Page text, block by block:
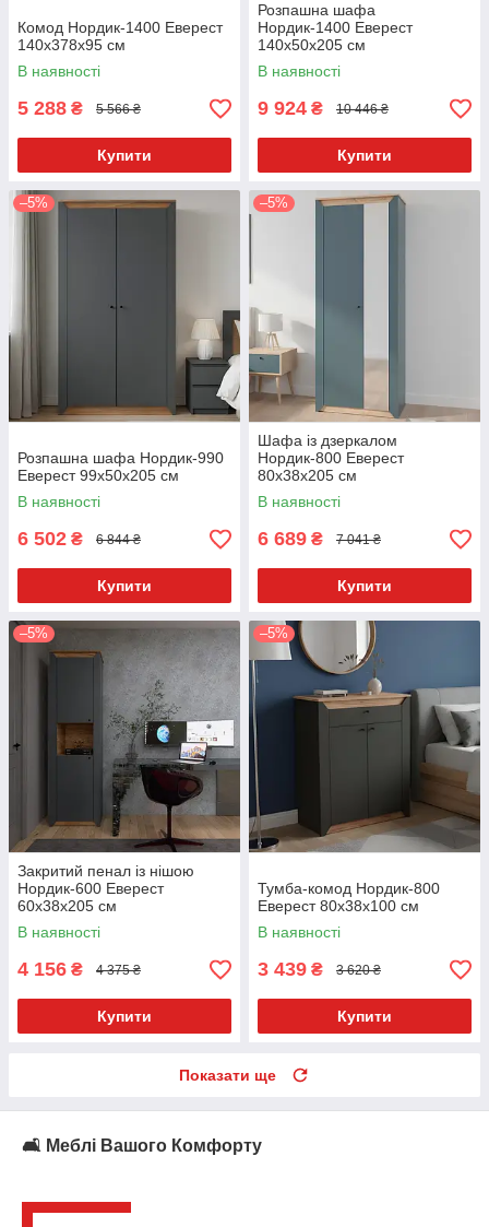
Комод Нордик-1400 Еверест
140x378x95 см
В наявності
5 288 ₴ 5 566 ₴
Купити
Розпашна шафа
Нордик-1400 Еверест
140x50x205 см
В наявності
9 924 ₴ 10 446 ₴
Купити
–5%
Розпашна шафа Нордик-990
Еверест 99x50x205 см
В наявності
6 502 ₴ 6 844 ₴
Купити
–5%
Шафа із дзеркалом
Нордик-800 Еверест
80x38x205 см
В наявності
6 689 ₴ 7 041 ₴
Купити
–5%
Закритий пенал із нішою
Нордик-600 Еверест
60x38x205 см
В наявності
4 156 ₴ 4 375 ₴
Купити
–5%
Тумба-комод Нордик-800
Еверест 80x38x100 см
В наявності
3 439 ₴ 3 620 ₴
Купити
Показати ще
🛋️ Меблі Вашого Комфорту